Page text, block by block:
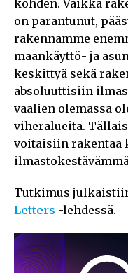
kohden. Vaikka
on parantunut,
rakennamme
maankäyttö- ja
keskittyä sekä
absoluuttisiin
vaalien olemassa
viheralueita.
voitaisiin rakentaa
Tutkimus
Letters -lehdessä.